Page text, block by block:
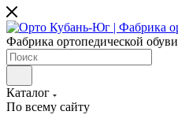
Фабрика ортопедической обуви
Каталог
По всему сайту